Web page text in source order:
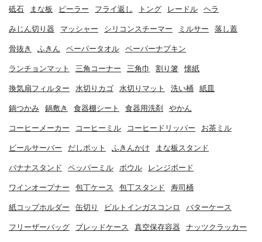
砥石 まな板 ピーラー フライ返し トング レードル ヘラ
みじん切り器 マッシャー シリコンスチーマー ミルサー 落し蓋
骨抜き ふきん ペーパータオル ペーパーナプキン
ランチョンマット 三角コーナー 三角巾 割り箸 懐紙
換気扇フィルター 水切りカゴ 水切りマット 洗い桶 紙皿
鍋つかみ 鍋敷き 食器棚シート 食器用洗剤 やかん
コーヒーメーカー コーヒーミル コーヒードリッパー お茶ミル
ビールサーバー だしポット ふきんかけ まな板スタンド
バナナスタンド ペッパーミル ボウル レンジボード
ワインオープナー 包丁ケース 包丁スタンド 寿司桶
紙コップホルダー 缶切り ビルトインガスコンロ バターケース
フリーザーバッグ ブレッドケース 真空保存容器 ナッツクラッカー